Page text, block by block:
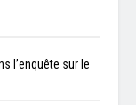
l’enquête sur le